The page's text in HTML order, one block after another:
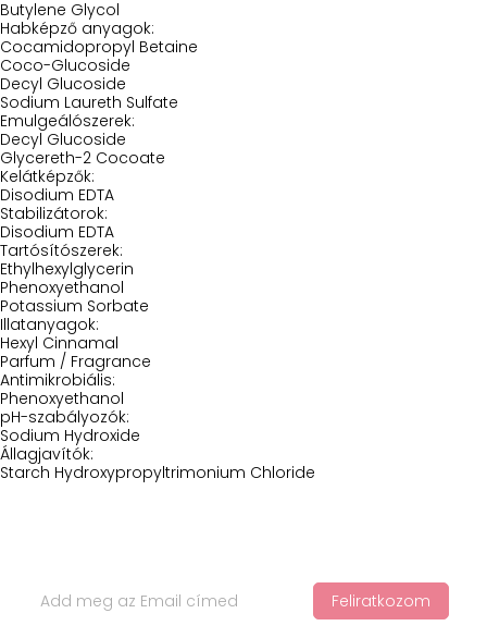
Butylene Glycol
Habképző anyagok:
Cocamidopropyl Betaine
Coco-Glucoside
Decyl Glucoside
Sodium Laureth Sulfate
Emulgeálószerek:
Decyl Glucoside
Glycereth-2 Cocoate
Kelátképzők:
Disodium EDTA
Stabilizátorok:
Disodium EDTA
Tartósítószerek:
Ethylhexylglycerin
Phenoxyethanol
Potassium Sorbate
Illatanyagok:
Hexyl Cinnamal
Parfum / Fragrance
Antimikrobiális:
Phenoxyethanol
pH-szabályozók:
Sodium Hydroxide
Állagjavítók:
Starch Hydroxypropyltrimonium Chloride
Feliratkozom